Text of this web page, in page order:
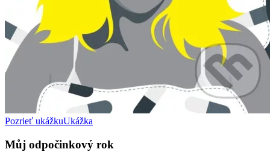
Pozrieť ukážkuUkážka
Můj odpočinkový rok